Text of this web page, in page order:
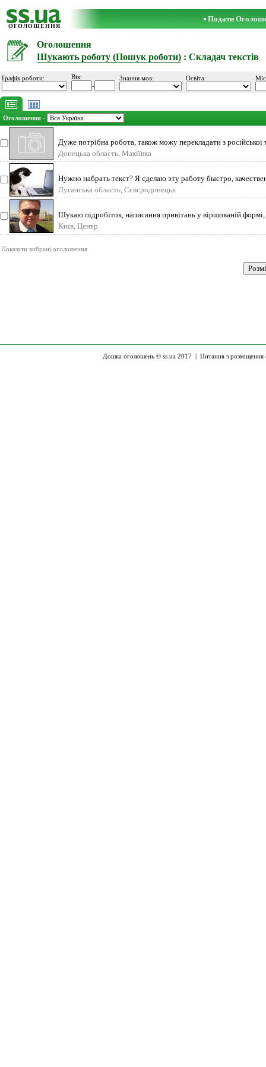
ОГОЛОШЕННЯ
Подати
Оголошення
Шукають роботу (Пошук роботи) : Складач текстів
Графік роботи:
Вік:
-
Знання мов: Освіта:
Оголошення -
Дуже потрiбна робота, також можу перекладати з росiйськоi
Донецька область, Макіївка
Нужно набрать текст? Я сделаю эту работу быстро,
недорого. Набор с
Луганська область, Сєвєродонецьк
Шукаю підробіток, написання привітань у віршованій формі,
покладених на лю
Київ, Центр
Показати вибрані оголошення
Дошка оголошень © ss.ua 2017 | Питання з